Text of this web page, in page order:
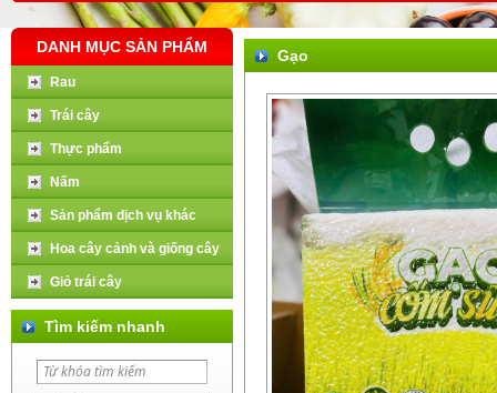
DANH MỤC SẢN PHẨM
Rau
Trái cây
Thực phẩm
Nấm
Sản phẩm dịch vụ khác
Hoa cây cảnh và giống cây
Giỏ trái cây
Tìm kiếm nhanh
Gạo